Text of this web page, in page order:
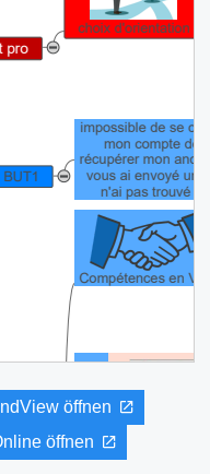
öffnen
öffnen